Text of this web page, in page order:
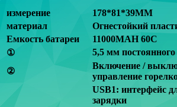
измерение
178*81*39MM
материал
Огнестойкий
Емкость батареи
11000MAH 60C
①
5,5 мм
②
Включение /
управление
USB1: интерфейс
зарядки